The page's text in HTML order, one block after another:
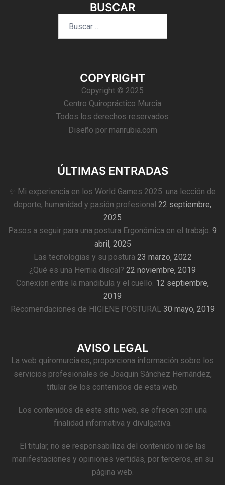
BUSCAR
COPYRIGHT
Copyright © 2025
Centro Quiropráctico Murcia
Todos los derechos reservados
Diseño por manrubia.com
ÚLTIMAS ENTRADAS
✨ Mi experiencia en los World Games 2025: una lección de
deporte, humanidad y pasión profesional 22 septiembre,
2025
Pasos a seguir para una postura Ergonómica en el trabajo. 9
abril, 2025
Las tecnologias y su postura 23 marzo, 2022
¿Qué es una Hernia discal? 22 noviembre, 2019
Conexion entre la mandibula y el cuello. 12 septiembre,
2019
Recomendaciones de HIGIENE POSTURAL 30 mayo, 2019
AVISO LEGAL
La web quiromurcia.es, proporciona información sobre los
servicios profesionales de Joaquin Sánchez Hernández,
titular de los contenidos de esta web.
Los contenidos de este sitio web, se ofrecen con una
finalidad informativa y divulgativa.
El titular, no se responsabiliza del contenido ni de las
manifestaciones y opiniones vertidas, por terceros, en su
página web.